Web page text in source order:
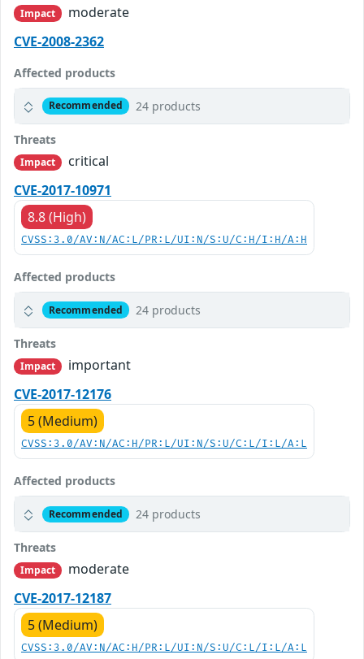
Impact
moderate
CVE-2008-2362
Affected products
Recommended 24 products
Threats
Impact
critical
CVE-2017-10971
8.8 (High)
CVSS:3.0/AV:N/AC:L/PR:L/UI:N/S:U/C:H/I:H/A:H
Affected products
Recommended 24 products
Threats
Impact
important
CVE-2017-12176
5 (Medium)
CVSS:3.0/AV:N/AC:H/PR:L/UI:N/S:U/C:L/I:L/A:L
Affected products
Recommended 24 products
Threats
Impact
moderate
CVE-2017-12187
5 (Medium)
CVSS:3.0/AV:N/AC:H/PR:L/UI:N/S:U/C:L/I:L/A:L